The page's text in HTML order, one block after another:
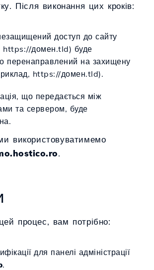
Після виконання цих кроків:
доступ до сайту
https://домен.tld) буде
перенаправлений на захищену
https://домен.tld).
що передається між
та сервером, буде
використовуватимемо
.
процес, вам потрібно:
для панелі адміністрації
.